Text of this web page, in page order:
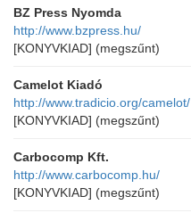
BZ Press Nyomda
http://www.bzpress.hu/
[KONYVKIAD] (megszűnt)
Camelot Kiadó
http://www.tradicio.org/camelot/
[KONYVKIAD] (megszűnt)
Carbocomp Kft.
http://www.carbocomp.hu/
[KONYVKIAD] (megszűnt)